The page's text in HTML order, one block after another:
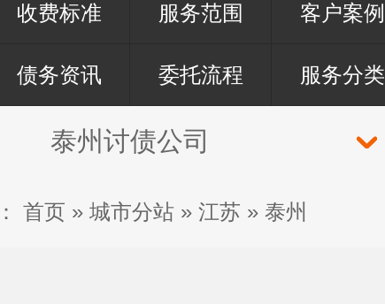
收费标准 服务范围 客户案例
债务资讯 委托流程 服务分类
泰州讨债公司
首页 » 城市分站 » 江苏 » 泰州